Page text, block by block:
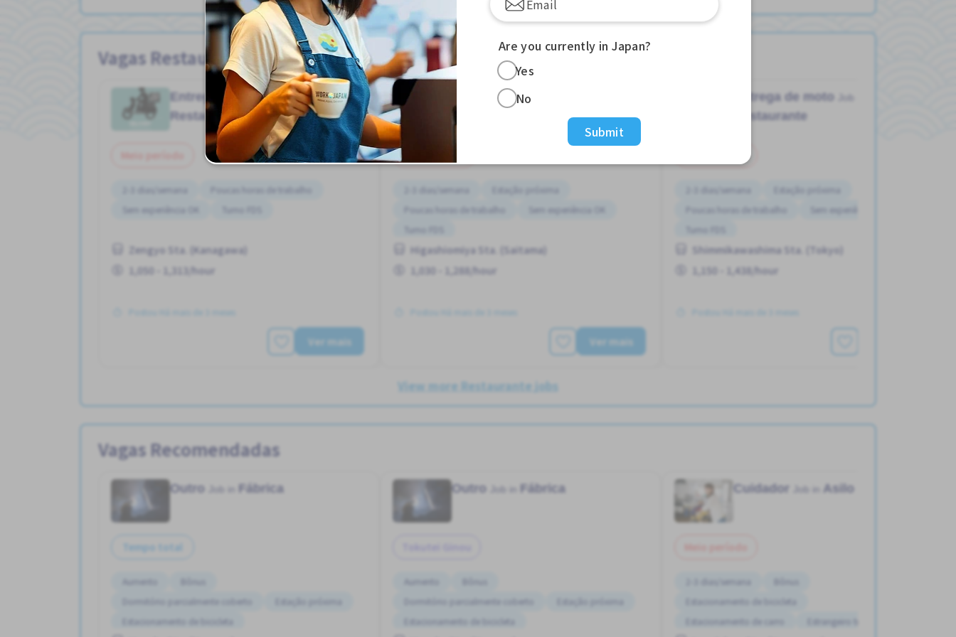
Vagas Restaurante
Entrega de motoJob in
Restaurante
2-3 dias/semana
Poucas horas de trabalho
Sem experiência OK
Zengyo Sta. (Kanagawa)
1,050 - 1,313/hour
Ver mais
Entrega de moto
Restaurante
2-3 dias/semana
Poucas horas de trabalho
Sem experiência OK
Higashiomiya Sta. (Saitama)
1,030 - 1,288/hour
Ver mais
Entrega de moto
Restaurante
2-3 dias/semana
Poucas horas de trabalho
Sem experiência OK
Shimmikawashima Sta. (Tokyo)
1,150 - 1,438/hour
View more Restaurante jobs
Vagas Recomendadas
Outro Fábrica
Tempo total
Aumento
Dormitório parcialmente coberto
Estacionamento de bicicleta
Outro Fábrica
Aumento
Dormitório parcialmente coberto
Estacionamento de bicicleta
Cuidador Asilo
2-3 dias/semana
Estacionamento de bicicleta
Estacionamento de carro
Estrangeiro trabalhando
Are you currently in Japan?
Yes
No
Submit